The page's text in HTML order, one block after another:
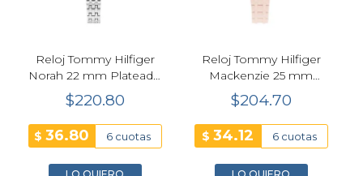
Reloj Tommy Hilfiger
Norah 22 mm Plateado
Cuarzo Mujer 1782872
$220.80
$36.80 6 cuotas
Reloj Tommy Hilfiger
Mackenzie 25 mm
Rosa Cuarzo Mujer
1782884
$204.70
$34.12 6 cuotas